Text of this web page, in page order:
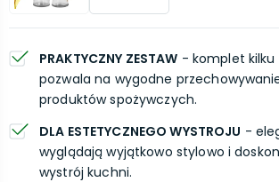
PRAKTYCZNY ZESTAW - komplet
pozwala na wygodne
produktów spożywczych.
DLA ESTETYCZNEGO WYSTROJU -
wyglądają wyjątkowo stylowo i
wystrój kuchni.